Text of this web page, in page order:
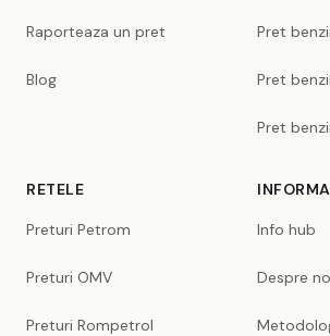
Raporteaza un pret
Blog
Pret
Pret
Pret
RETELE
Preturi Petrom
Preturi OMV
Preturi Rompetrol
Info hub
Despre